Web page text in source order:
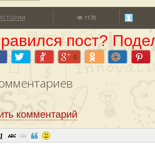
1170
пост?
0
комментарий